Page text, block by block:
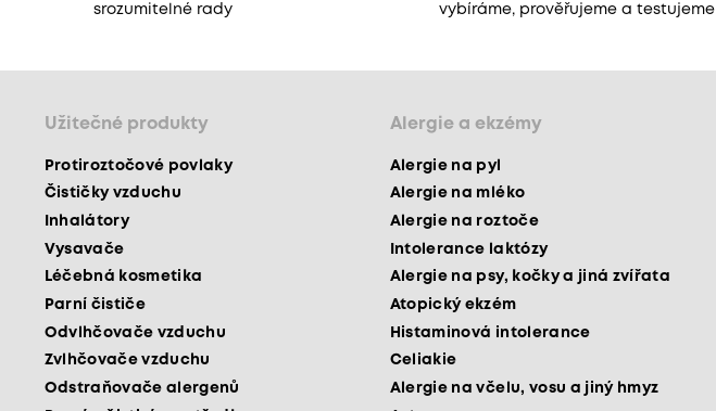
srozumitelné rady
vybíráme, prověřujeme a testujeme
Užitečné produkty
Protiroztočové povlaky
Čističky vzduchu
Inhalátory
Vysavače
Léčebná kosmetika
Parní čističe
Odvlhčovače vzduchu
Zvlhčovače vzduchu
Odstraňovače alergenů
Alergie a ekzémy
Alergie na pyl
Alergie na mléko
Alergie na roztoče
Intolerance laktózy
Alergie na psy, kočky a jiná zvířata
Atopický ekzém
Histaminová intolerance
Celiakie
Alergie na včelu, vosu a jiný hmyz